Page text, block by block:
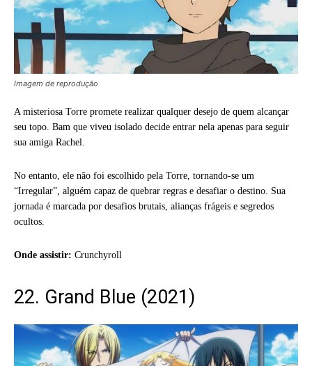
Imagem de reprodução
A misteriosa Torre promete realizar qualquer desejo de quem alcançar
seu topo. Bam que viveu isolado decide entrar nela apenas para seguir
sua amiga Rachel.
No entanto, ele não foi escolhido pela Torre, tornando-se um
“Irregular”, alguém capaz de quebrar regras e desafiar o destino. Sua
jornada é marcada por desafios brutais, alianças frágeis e segredos
ocultos.
Onde assistir: Crunchyroll
22. Grand Blue (2021)